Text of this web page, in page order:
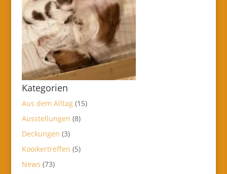
Kategorien
Aus dem Alltag(15)
Ausstellungen (8)
Deckungen (3)
Kooikertreffen (5)
News (73)